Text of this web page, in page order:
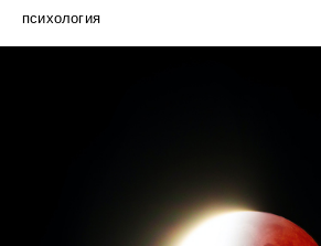
психология